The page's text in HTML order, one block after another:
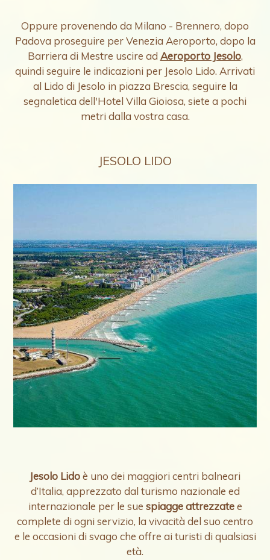
Oppure provenendo da Milano - Brennero, dopo
Padova proseguire per Venezia Aeroporto, dopo la
Barriera di Mestre uscire ad Aeroporto Jesolo,
quindi seguire le indicazioni per Jesolo Lido. Arrivati
al Lido di Jesolo in piazza Brescia, seguire la
segnaletica dell'Hotel Villa Gioiosa, siete a pochi
metri dalla vostra casa.
JESOLO LIDO
Jesolo Lidoè uno dei maggiori centri balneari
d’Italia, apprezzato dal turismo nazionale ed
internazionale per le sue spiagge attrezzatee
complete di ogni servizio, la vivacità del suo centro
e le occasioni di svago che offre ai turisti di qualsiasi
età.